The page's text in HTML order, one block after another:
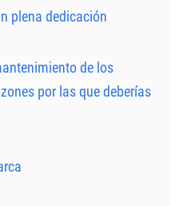
plena dedicación
de los
por las que deberías